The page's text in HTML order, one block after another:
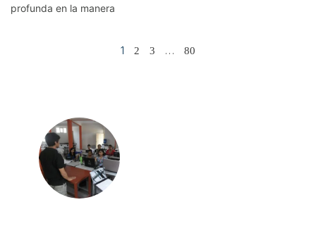
profunda en la manera
1 2 3 … 80